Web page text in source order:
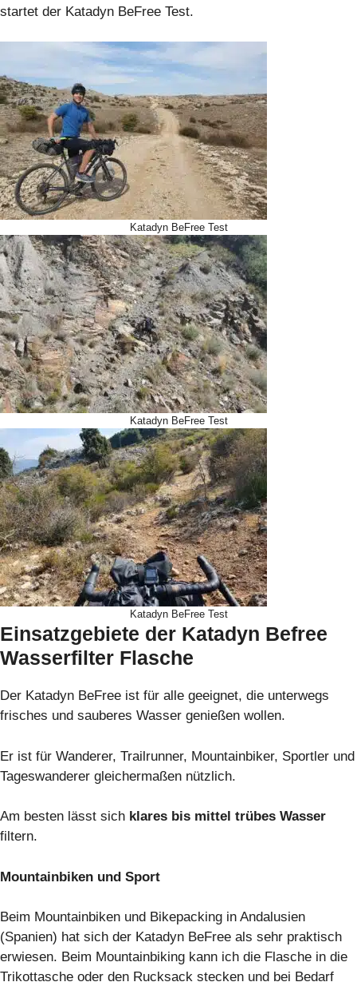
startet der Katadyn BeFree Test.
Katadyn BeFree Test
Katadyn BeFree Test
Katadyn BeFree Test
Einsatzgebiete der Katadyn Befree
Wasserfilter Flasche
Der Katadyn BeFree ist für alle geeignet, die unterwegs
frisches und sauberes Wasser genießen wollen.
Er ist für Wanderer, Trailrunner, Mountainbiker, Sportler und
Tageswanderer gleichermaßen nützlich.
Am besten lässt sich klares bis mittel trübes Wasser
filtern.
Mountainbiken und Sport
Beim Mountainbiken und Bikepacking in Andalusien
(Spanien) hat sich der Katadyn BeFree als sehr praktisch
erwiesen. Beim Mountainbiking kann ich die Flasche in die
Trikottasche oder den Rucksack stecken und bei Bedarf